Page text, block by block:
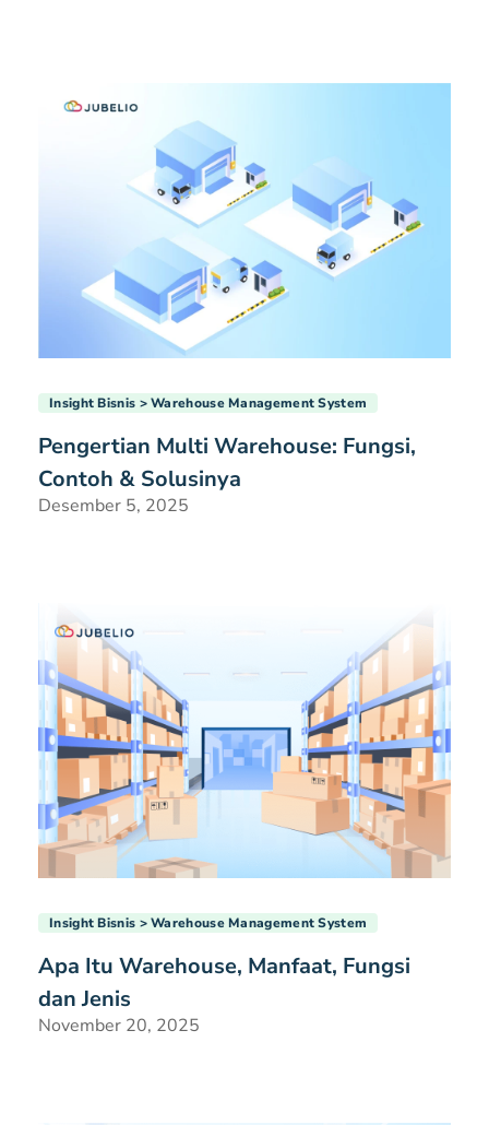
Insight Bisnis Warehouse Management System
Pengertian Multi Warehouse: Fungsi,
Contoh & Solusinya
Desember 5, 2025
Insight Bisnis Warehouse Management System
Apa Itu Warehouse, Manfaat, Fungsi
dan Jenis
November 20, 2025